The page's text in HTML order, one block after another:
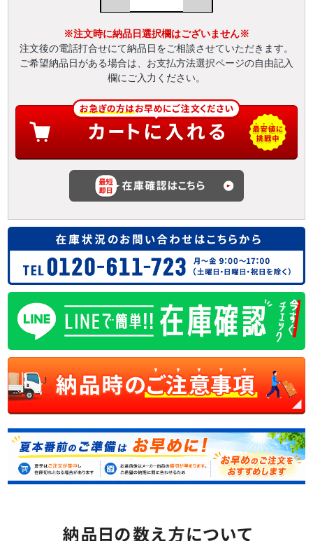
※注文時に納品日選択欄はございません※
注文後の電話打合せにて納品日をご相談させていただきます。
ご希望納品日がある場合は、お支払方法選択ページの自由記入
欄にご入力ください。